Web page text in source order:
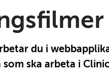
du i
som ska arbeta i